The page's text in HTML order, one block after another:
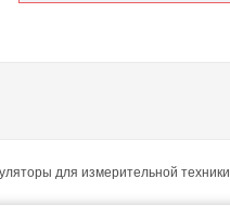
для измерительной техники